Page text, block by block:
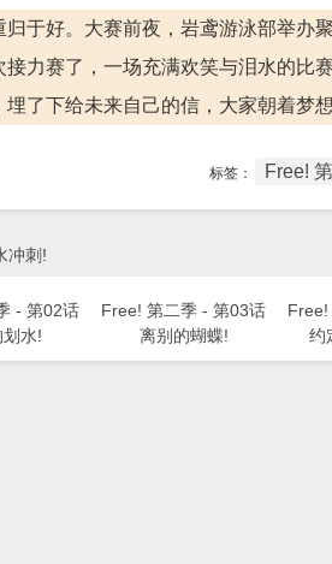
于好。大赛前夜，岩鸢游泳部举办
力赛了，一场充满欢笑与泪水的比
了下给未来自己的信，大家朝着梦
标签： Free!
冲刺!
- 第02话
水!
Free! 第二季 - 第03话
离别的蝴蝶!
约